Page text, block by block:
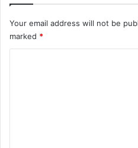
Your email address will not be
marked *